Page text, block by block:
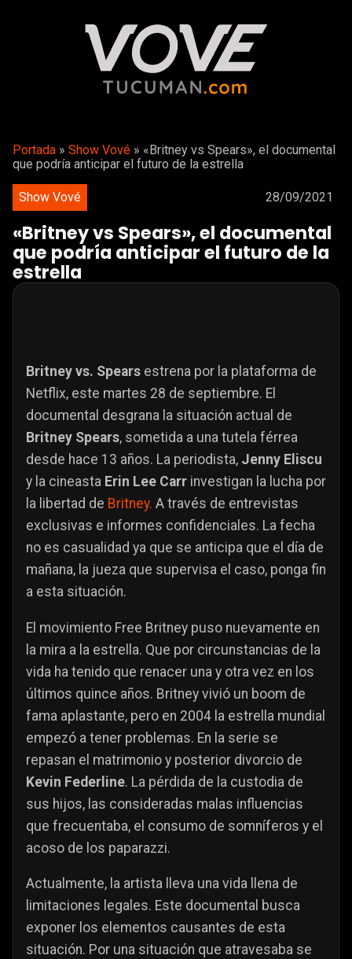
Portada » Show Vové » «Britney vs Spears», el documental
que podría anticipar el futuro de la estrella
Show Vové 28/09/2021
«Britney vs Spears», el documental
que podría anticipar el futuro de la
estrella
Britney vs. Spears estrena por la plataforma de
Netflix, este martes 28 de septiembre. El
documental desgrana la situación actual de
Britney Spears, sometida a una tutela férrea
desde hace 13 años. La periodista, Jenny Eliscu
y la cineasta Erin Lee Carr investigan la lucha por
la libertad de Britney. A través de entrevistas
exclusivas e informes confidenciales. La fecha
no es casualidad ya que se anticipa que el día de
mañana, la jueza que supervisa el caso, ponga fin
a esta situación.
El movimiento Free Britney puso nuevamente en
la mira a la estrella. Que por circunstancias de la
vida ha tenido que renacer una y otra vez en los
últimos quince años. Britney vivió un boom de
fama aplastante, pero en 2004 la estrella mundial
empezó a tener problemas. En la serie se
repasan el matrimonio y posterior divorcio de
Kevin Federline. La pérdida de la custodia de
sus hijos, las consideradas malas influencias
que frecuentaba, el consumo de somníferos y el
acoso de los paparazzi.
Actualmente, la artista lleva una vida llena de
limitaciones legales. Este documental busca
exponer los elementos causantes de esta
situación. Por una situación que atravesaba se